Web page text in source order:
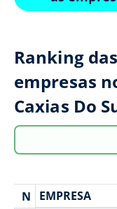
Ranking
empresas
Caxias Do
N EMPRESA